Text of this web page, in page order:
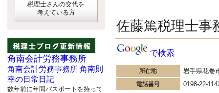
税理士さんの交代を
考えている方
角南会計労務事務所
角南会計労務事務所 角南則
幸の日常日記
数年前に年間パスポートを持って
佐藤篤税理士事
で検索
岩手県花巻
0198-22-